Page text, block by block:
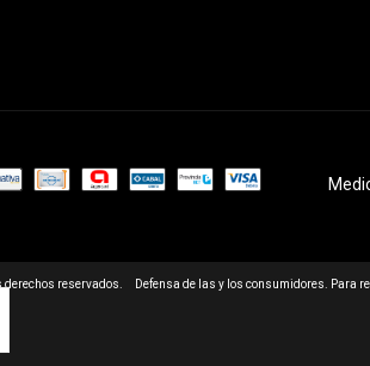
derechos reservados. Defensa de las y los consumidores. Para